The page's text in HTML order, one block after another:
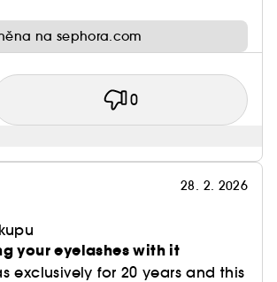
na sephora.com
0
28. 2. 2026
your eyelashes with it
exclusively for 20 years and this